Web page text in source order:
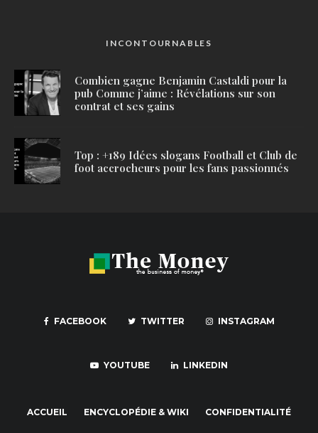
INCONTOURNABLES
Combien gagne Benjamin Castaldi pour la
pub Comme j’aime : Révélations sur son
contrat et ses gains
Top : +189 Idées slogans Football et Club de
foot accrocheurs pour les fans passionnés
FACEBOOK TWITTER INSTAGRAM
YOUTUBE LINKEDIN
ACCUEIL ENCYCLOPÉDIE & WIKI CONFIDENTIALITÉ